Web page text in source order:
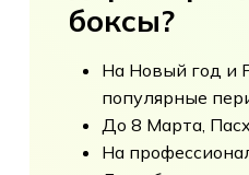
боксы?
На Новый год и
популярные
До 8 Марта,
На